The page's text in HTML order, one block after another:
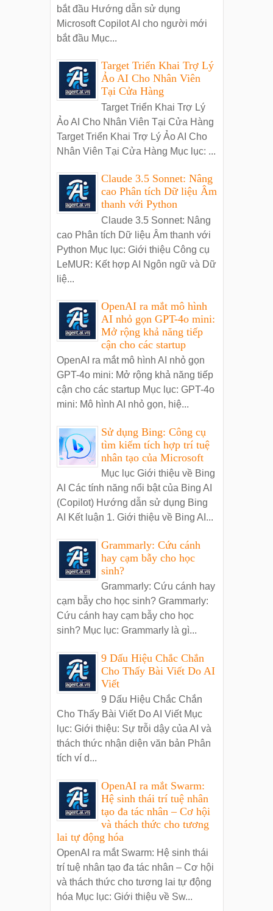
bắt đầu Hướng dẫn sử dụng
Microsoft Copilot AI cho người mới
bắt đầu Mục...
Target Triển Khai Trợ Lý
Ảo AI Cho Nhân Viên
Tại Cửa Hàng
Target Triển Khai Trợ Lý
Ảo AI Cho Nhân Viên Tại Cửa Hàng
Target Triển Khai Trợ Lý Ảo AI Cho
Nhân Viên Tại Cửa Hàng Mục lục: ...
Claude 3.5 Sonnet: Nâng
cao Phân tích Dữ liệu Âm
thanh với Python
Claude 3.5 Sonnet: Nâng
cao Phân tích Dữ liệu Âm thanh với
Python Mục lục: Giới thiệu Công cụ
LeMUR: Kết hợp AI Ngôn ngữ và Dữ
liệ...
OpenAI ra mắt mô hình
AI nhỏ gọn GPT-4o mini:
Mở rộng khả năng tiếp
cận cho các startup
OpenAI ra mắt mô hình AI nhỏ gọn
GPT-4o mini: Mở rộng khả năng tiếp
cận cho các startup Mục lục: GPT-4o
mini: Mô hình AI nhỏ gọn, hiệ...
Sử dụng Bing: Công cụ
tìm kiếm tích hợp trí tuệ
nhân tạo của Microsoft
Mục lục Giới thiệu về Bing
AI Các tính năng nổi bật của Bing AI
(Copilot) Hướng dẫn sử dụng Bing
AI Kết luận 1. Giới thiệu về Bing AI...
Grammarly: Cứu cánh
hay cạm bẫy cho học
sinh?
Grammarly: Cứu cánh hay
cạm bẫy cho học sinh? Grammarly:
Cứu cánh hay cạm bẫy cho học
sinh? Mục lục: Grammarly là gì...
9 Dấu Hiệu Chắc Chắn
Cho Thấy Bài Viết Do AI
Viết
9 Dấu Hiệu Chắc Chắn
Cho Thấy Bài Viết Do AI Viết Mục
lục: Giới thiệu: Sự trỗi dậy của AI và
thách thức nhận diện văn bản Phân
tích ví d...
OpenAI ra mắt Swarm:
Hệ sinh thái trí tuệ nhân
tạo đa tác nhân – Cơ hội
và thách thức cho tương
lai tự động hóa
OpenAI ra mắt Swarm: Hệ sinh thái
trí tuệ nhân tạo đa tác nhân – Cơ hội
và thách thức cho tương lai tự động
hóa Mục lục: Giới thiệu về Sw...